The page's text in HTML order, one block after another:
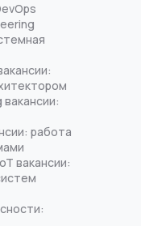
вакансии:
работа
вакансии: